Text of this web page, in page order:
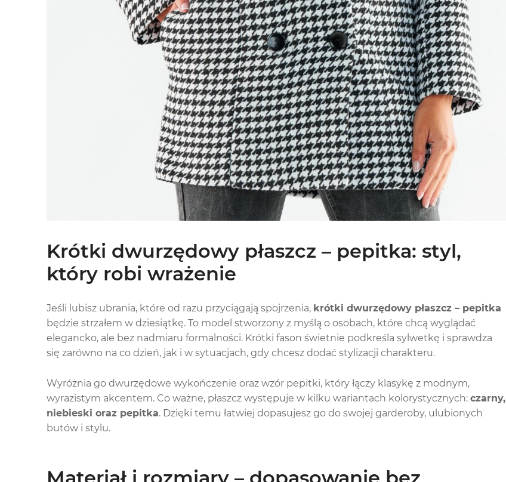
Krótki dwurzędowy płaszcz – pepitka: styl,
który robi wrażenie
Jeśli lubisz ubrania, które od razu przyciągają spojrzenia, krótki dwurzędowy płaszcz – pepitka
będzie strzałem w dziesiątkę. To model stworzony z myślą o osobach, które chcą wyglądać
elegancko, ale bez nadmiaru formalności. Krótki fason świetnie podkreśla sylwetkę i sprawdza
się zarówno na co dzień, jak i w sytuacjach, gdy chcesz dodać stylizacji charakteru.
Wyróżnia go dwurzędowe wykończenie oraz wzór pepitki, który łączy klasykę z modnym,
wyrazistym akcentem. Co ważne, płaszcz występuje w kilku wariantach kolorystycznych: czarny,
niebieski oraz pepitka. Dzięki temu łatwiej dopasujesz go do swojej garderoby, ulubionych
butów i stylu.
Materiał i rozmiary – dopasowanie bez